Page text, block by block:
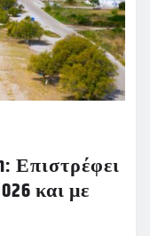
Επιστρέφει
και με